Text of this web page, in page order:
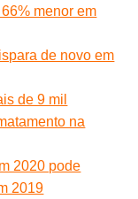
menor em
de novo em
de 9 mil
na
2020 pode
2019